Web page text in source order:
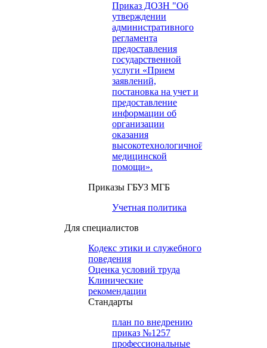
Приказ ДОЗН "Об
утверждении
административного
регламента
предоставления
государственной
услуги «Прием
заявлений,
постановка на учет и
предоставление
информации об
организации
оказания
высокотехнологичной
медицинской
помощи».
Приказы ГБУЗ МГБ
Учетная политика
Для специалистов
Кодекс этики и служебного
поведения
Оценка условий труда
Клинические
рекомендации
Cтандарты
план по внедрению
приказ №1257
профессиональные